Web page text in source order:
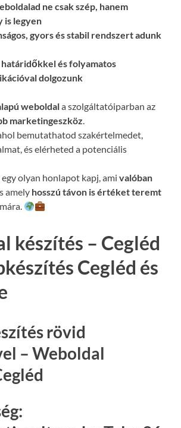
ne csak szép, hanem
is legyen
gyors és stabil rendszert adunk
határidőkkel és folyamatos
dolgozunk
weboldala szolgáltatóiparban az
marketingeszköz.
bemutathatod szakértelmedet,
és elérheted a potenciális
olyan honlapot kapj, ami valóban
amely hosszú távon is értéket teremt
készítés – Cegléd
Cegléd és
rövid
– Weboldal